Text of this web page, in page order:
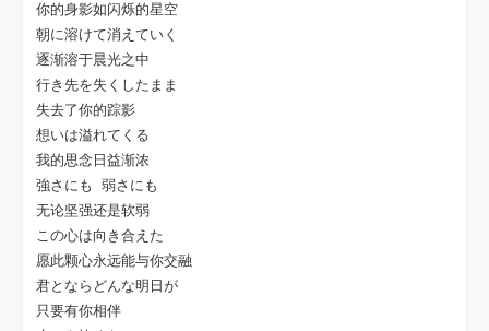
你的身影如闪烁的星空
朝に溶けて消えていく
逐渐溶于晨光之中
行き先を失くしたまま
失去了你的踪影
想いは溢れてくる
我的思念日益渐浓
強さにも 弱さにも
无论坚强还是软弱
この心は向き合えた
愿此颗心永远能与你交融
君とならどんな明日が
只要有你相伴